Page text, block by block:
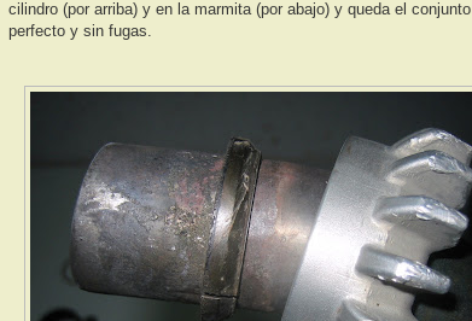
cilindro (por arriba) y en la marmita (por abajo) y queda el conjunto
perfecto y sin fugas.